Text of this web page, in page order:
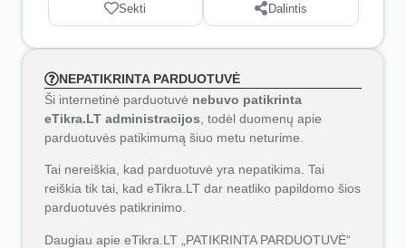
Sekti Dalintis
NEPATIKRINTA PARDUOTUVĖ
Ši internetinė parduotuvė nebuvo patikrinta
eTikra.LT administracijos , todėl duomenų apie
parduotuvės patikimumą šiuo metu neturime.
Tai nereiškia, kad parduotuvė yra nepatikima. Tai
reiškia tik tai, kad eTikra.LT dar neatliko papildomo šios
parduotuvės patikrinimo.
Daugiau apie eTikra.LT „PATIKRINTA PARDUOTUVĖ“